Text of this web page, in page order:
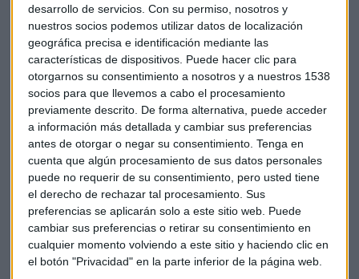
desarrollo de servicios. Con su permiso, nosotros y
nuestros socios podemos utilizar datos de localización
geográfica precisa e identificación mediante las
características de dispositivos. Puede hacer clic para
otorgarnos su consentimiento a nosotros y a nuestros 1538
socios para que llevemos a cabo el procesamiento
previamente descrito. De forma alternativa, puede acceder
a información más detallada y cambiar sus preferencias
antes de otorgar o negar su consentimiento. Tenga en
cuenta que algún procesamiento de sus datos personales
puede no requerir de su consentimiento, pero usted tiene
el derecho de rechazar tal procesamiento. Sus
preferencias se aplicarán solo a este sitio web. Puede
cambiar sus preferencias o retirar su consentimiento en
cualquier momento volviendo a este sitio y haciendo clic en
el botón "Privacidad" en la parte inferior de la página web.
5G que lo que permite es usar espectro del 4G actual de
forma dinámica para 4 y 5G”, destaca.
Es lo que los expertos llaman5G NSA y 5SA. “El 5G tiene un
espectro de uso dedicado al espectro de la banda de
700MHz, que fundamentalmente se dedicará a cobertura,
pero todavía no lo podemos usar porque no nos está
adjudicados espectro”, explica.
La subasta quedó suspendida por la pandemia de laCovid
19 y “se espera para los primeros trimestres de 2021”.
No olvidamos a Huawei
El despliegue del 5G está marcado por la lucha geopolítica